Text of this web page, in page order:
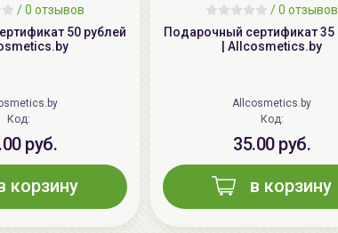
AiliCode Набор для тела Нежная кожа
/0 отзывов
50 рублей
Код:
руб.
корзину
/0 отзывов
Подарочный сертификат 35 рублей
| Allcosmetics.by
Allcosmetics.by
Код:
35.00 руб.
в корзину